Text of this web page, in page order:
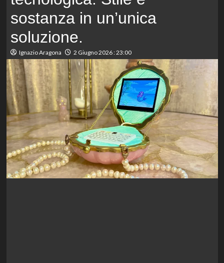
sostanza in un’unica
soluzione.
Ignazio Aragona 2 Giugno 2026 : 23:00